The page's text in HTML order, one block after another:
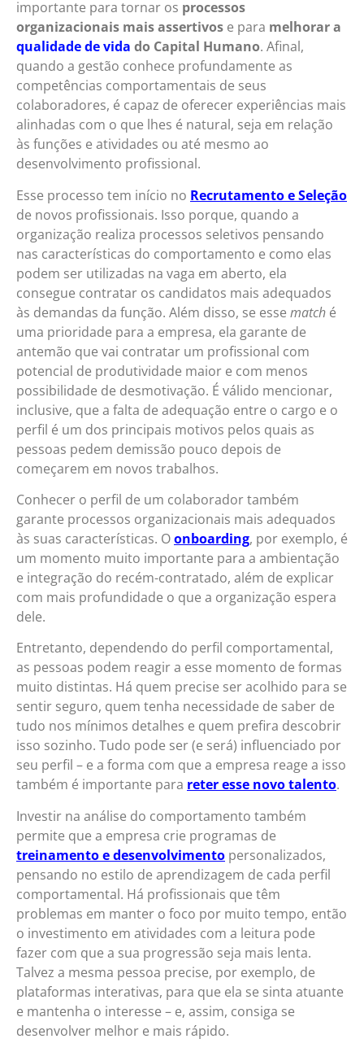
importante para tornar os processos
organizacionais mais assertivos e para melhorar a
qualidade de vida do Capital Humano. Afinal,
quando a gestão conhece profundamente as
competências comportamentais de seus
colaboradores, é capaz de oferecer experiências mais
alinhadas com o que lhes é natural, seja em relação
às funções e atividades ou até mesmo ao
desenvolvimento profissional.
Esse processo tem início no Recrutamento e Seleção
de novos profissionais. Isso porque, quando a
organização realiza processos seletivos pensando
nas características do comportamento e como elas
podem ser utilizadas na vaga em aberto, ela
consegue contratar os candidatos mais adequados
às demandas da função. Além disso, se esse match é
uma prioridade para a empresa, ela garante de
antemão que vai contratar um profissional com
potencial de produtividade maior e com menos
possibilidade de desmotivação. É válido mencionar,
inclusive, que a falta de adequação entre o cargo e o
perfil é um dos principais motivos pelos quais as
pessoas pedem demissão pouco depois de
começarem em novos trabalhos.
Conhecer o perfil de um colaborador também
garante processos organizacionais mais adequados
às suas características. Oonboarding, por exemplo, é
um momento muito importante para a ambientação
e integração do recém-contratado, além de explicar
com mais profundidade o que a organização espera
dele.
Entretanto, dependendo do perfil comportamental,
as pessoas podem reagir a esse momento de formas
muito distintas. Há quem precise ser acolhido para se
sentir seguro, quem tenha necessidade de saber de
tudo nos mínimos detalhes e quem prefira descobrir
isso sozinho. Tudo pode ser (e será) influenciado por
seu perfil – e a forma com que a empresa reage a isso
também é importante para reter esse novo talento.
Investir na análise do comportamento também
permite que a empresa crie programas de
treinamento e desenvolvimento personalizados,
pensando no estilo de aprendizagem de cada perfil
comportamental. Há profissionais que têm
problemas em manter o foco por muito tempo, então
o investimento em atividades com a leitura pode
fazer com que a sua progressão seja mais lenta.
Talvez a mesma pessoa precise, por exemplo, de
plataformas interativas, para que ela se sinta atuante
e mantenha o interesse – e, assim, consiga se
desenvolver melhor e mais rápido.